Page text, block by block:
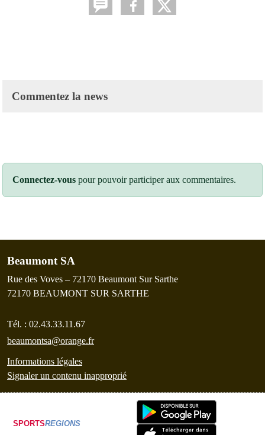
Commentez la news
Connectez-vous pour pouvoir participer aux commentaires.
Beaumont SA
Rue des Voves – 72170 Beaumont Sur Sarthe
72170 BEAUMONT SUR SARTHE
Tél. : 02.43.33.11.67
beaumontsa@orange.fr
Informations légales
Signaler un contenu inapproprié
SPORTSREGIONS